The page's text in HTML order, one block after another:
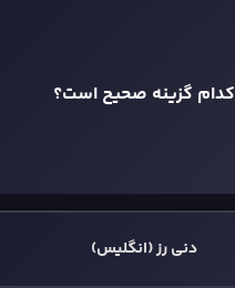
کدام گزینه صحیح است؟
دنی رز (انگلیس)